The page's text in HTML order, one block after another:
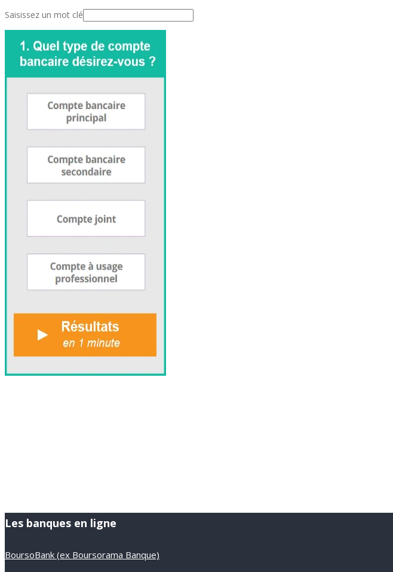
Saisissez un mot clé
Les banques en ligne
BoursoBank (ex Boursorama Banque)